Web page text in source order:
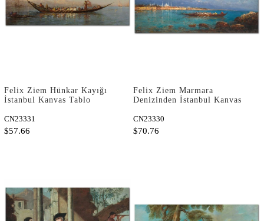
Felix Ziem Hünkar Kayığı
İstanbul Kanvas Tablo
CN23331
$57.66
Felix Ziem Marmara
Denizinden İstanbul Kanvas
CN23330
$70.76